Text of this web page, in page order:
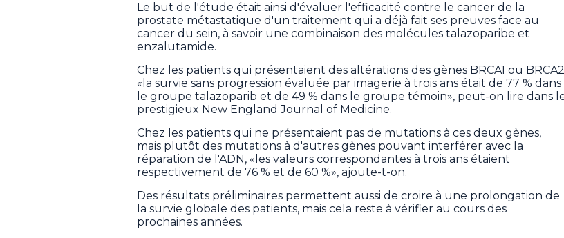
Le but de l'étude était ainsi d'évaluer l'efficacité contre le cancer de la
prostate métastatique d'un traitement qui a déjà fait ses preuves face au
cancer du sein, à savoir une combinaison des molécules talazoparibe et
enzalutamide.
Chez les patients qui présentaient des altérations des gènes BRCA1 ou
«la survie sans progression évaluée par imagerie à trois ans était de 77 % dans
le groupe talazoparib et de 49 % dans le groupe témoin», peut-on lire dans
prestigieux New England Journal of Medicine.
Chez les patients qui ne présentaient pas de mutations à ces deux gènes,
mais plutôt des mutations à d'autres gènes pouvant interférer avec la
réparation de l'ADN, «les valeurs correspondantes à trois ans étaient
respectivement de 76 % et de 60 %», ajoute-t-on.
Des résultats préliminaires permettent aussi de croire à une prolongation de
la survie globale des patients, mais cela reste à vérifier au cours des
prochaines années.